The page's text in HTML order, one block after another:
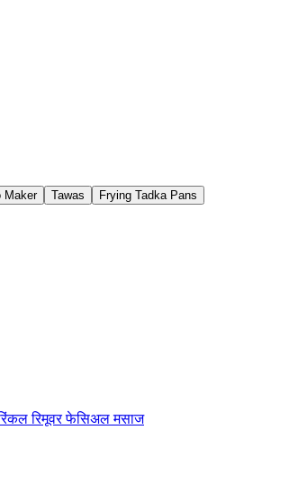
Maker Tawas Frying Tadka Pans
रिमूवर फेसिअल मसाज